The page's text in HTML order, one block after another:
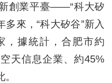
創業平臺——“科大矽
來，“科大矽谷”新入
，據統計，合肥市約
天信息企業、約45%